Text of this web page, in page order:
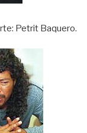
Petrit Baquero.